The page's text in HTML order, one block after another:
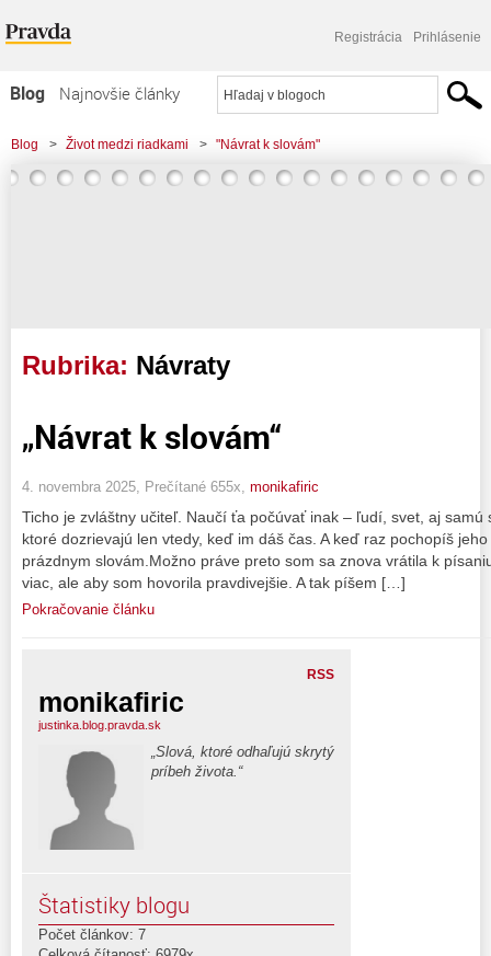
Registrácia Prihlásenie
Blog
Najnovšie články
Najčítanejšie články
Najkomentovanejšie články
Blog > Život medzi riadkami > "Návrat k slovám"
Rubrika: Návraty
„Návrat k slovám“
4. novembra 2025, Prečítané 655x, monikafiric
Ticho je zvláštny učiteľ. Naučí ťa počúvať inak – ľudí, svet, aj samú
ktoré dozrievajú len vtedy, keď im dáš čas. A keď raz pochopíš
prázdnym slovám.Možno práve preto som sa znova vrátila k
viac, ale aby som hovorila pravdivejšie. A tak píšem […]
Pokračovanie článku
RSS
monikafiric
justinka.blog.pravda.sk
„Slová, ktoré odhaľujú skrytý
príbeh života.“
Štatistiky blogu
Počet článkov: 7